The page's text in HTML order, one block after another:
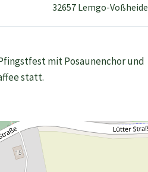
32657 Lemgo-Voßheide
mit Posaunenchor und
statt.